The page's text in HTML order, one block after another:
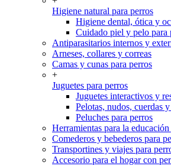
Higiene natural para perros
Higiene dental, ótica y
Cuidado piel y pelo para
Antiparasitarios internos y
Arneses, collares y correas
Camas y cunas para perros
+
Juguetes para perros
Juguetes interactivos y
Pelotas, nudos, cuerdas
Peluches para perros
Herramientas para la
Comederos y bebederos para
Transportines y viajes para
Accesorio para el hogar con